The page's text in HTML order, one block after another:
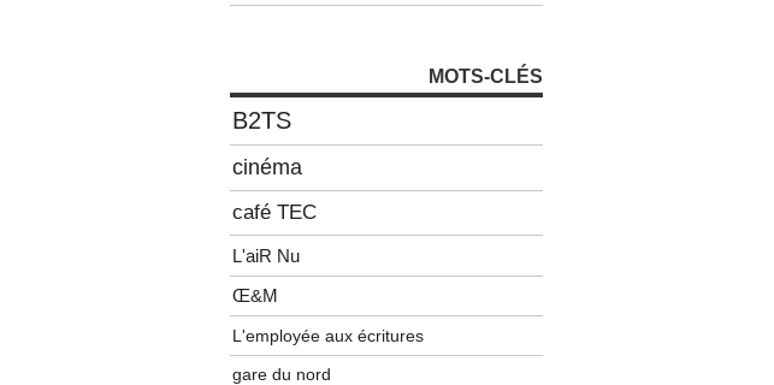
MOTS-CLÉS
B2TS
cinéma
café TEC
L'aiR Nu
Œ&M
L'employée aux écritures
gare du nord